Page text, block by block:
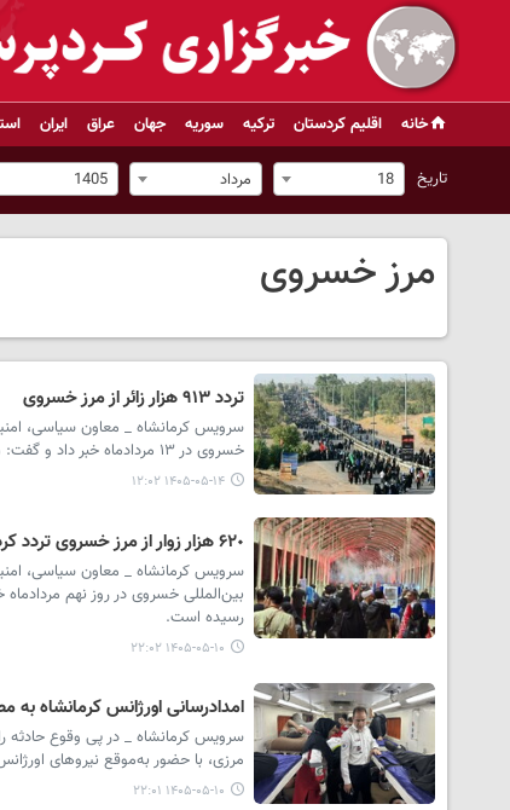
خانه اقلیم کردستان ترکیه سوریه جهان عراق ایران
تاریخ 18 مرداد 1405
مرز خسروی
تردد ۹۱۳ هزار زائر از مرز خسروی
خسروی در ۱۳ مردادماه خبر داد و گفت: مجموع تردد زائران از ابتدای عملیات اربعین تا پایان این روز به بیش از ۹۱۳ هزار نفر رسیده است.
۱۴۰۵-۰۵-۱۴ ۱۲:۰۲
۶۲٠ هزار زوار از مرز خسروی تردد کردند
رسیده است.
۱۴۰۵-۰۵-۱۰ ۲۲:۰۲
امدادرسانی اورژانس کرمانشاه به
سرویس کرمانشاه _ در پی وقوع حادثه
مرزی، با حضور به‌موقع نیروهای
۱۴۰۵-۰۵-۱۰ ۲۲:۰۱